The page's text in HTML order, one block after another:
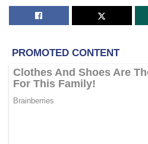
Sahruddin Jamal ke sesi
pemukiman pemimpin-
Sahruddin Jamal, Exco
Pertanian untuk hadir dalam